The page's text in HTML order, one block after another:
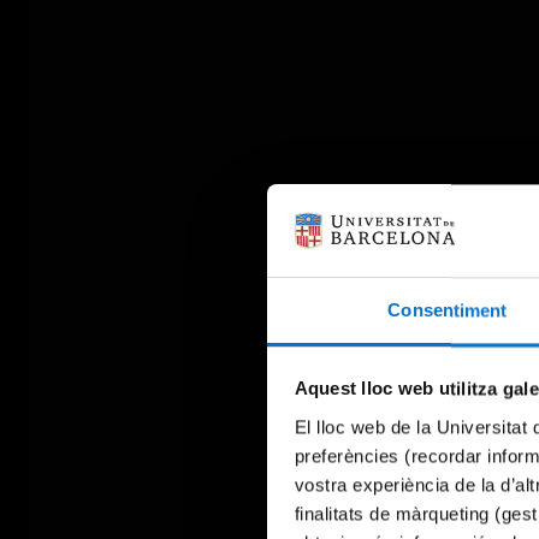
Consentiment
Aquest lloc web utilitza
El lloc web de la Universitat
preferències (recordar
vostra experiència de la
finalitats de màrqueting